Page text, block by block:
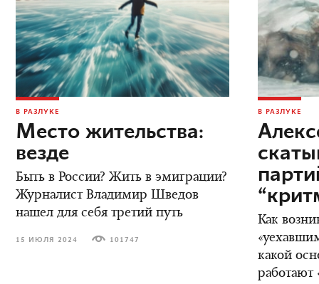
В РАЗЛУКЕ
Место жительства:
везде
Быть в России? Жить в эмиграции?
Журналист Владимир Шведов
нашел для себя третий путь
15 ИЮЛЯ 2024 101747
В РАЗЛУКЕ
Как
какой
работают